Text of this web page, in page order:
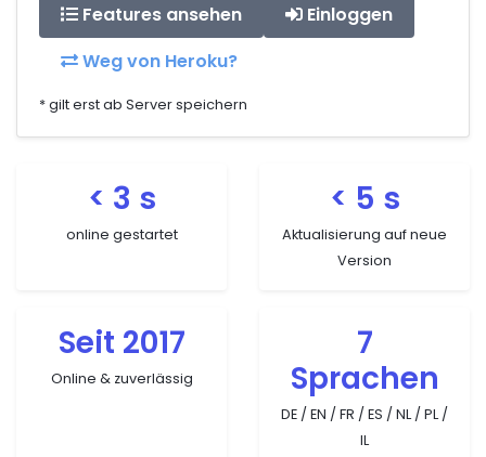
Features ansehen
Einloggen
Weg von Heroku?
* gilt erst ab Server speichern
< 3 s
online gestartet
< 5 s
Aktualisierung auf neue
Version
Seit 2017
Online & zuverlässig
7
Sprachen
DE / EN / FR / ES / NL / PL /
IL